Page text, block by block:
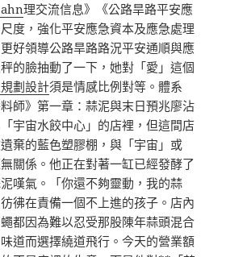
理交流信息》《公路旱路平安應
度，強化平安應急資本及應急處理
好領導公路旱路路況平安通順與應
的臉抽動了一下，她對「愛」這個
劃設計須是情感比例對等。體系
師》第一章：蒜泥與末日預兆廖沾
宇宙水餃中心」的店裡，但這間店
棄的藍色塑膠棚，與「宇宙」或
關係。他正在對著一缸已經發酵了
嘆氣。「你還不夠靈動，我的蒜
彿在責備一個不上進的孩子。店內
都因為難以忍受那股陳年蒜頭混合
道而選擇繞道飛行。今天的營業額